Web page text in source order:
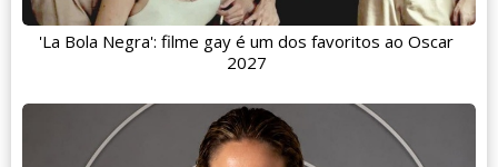
'La Bola Negra': filme gay é um dos favoritos ao Oscar
2027